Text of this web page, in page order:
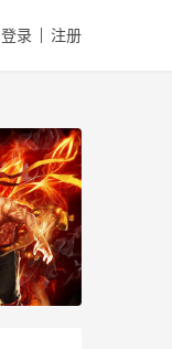
登录 注册